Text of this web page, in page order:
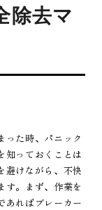
除去マ
った時、パニック
知っておくことは
避けながら、不快
す。まず、作業を
あればブレーカー